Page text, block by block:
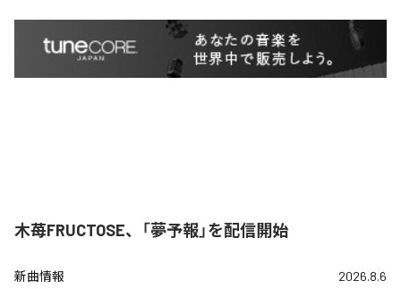
木苺FRUCTOSE、「夢予報」を配信開始
新曲情報 2026.8.6